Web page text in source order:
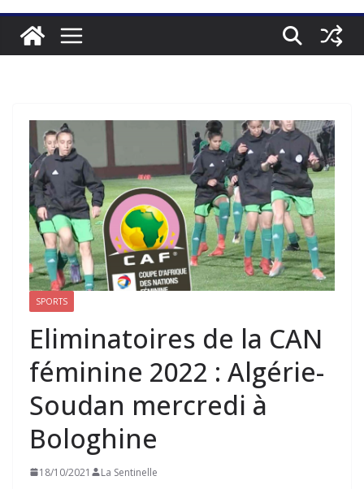
SPORTS
Eliminatoires de la CAN
féminine 2022 : Algérie-
Soudan mercredi à
Bologhine
18/10/2021 La Sentinelle